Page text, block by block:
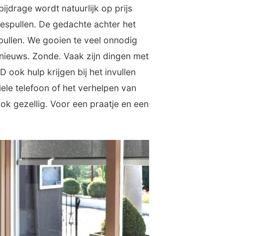
wordt natuurlijk op prijs
De gedachte achter het
We gooien te veel onnodig
Zonde. Vaak zijn dingen met
ook hulp krijgen bij het invullen
telefoon of het verhelpen van
gezellig. Voor een praatje en een